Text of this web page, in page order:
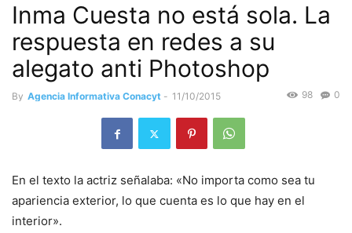
Inma Cuesta no está sola. La
respuesta en redes a su
alegato anti Photoshop
By Agencia Informativa Conacyt - 11/10/2015 0
98
En el texto la actriz señalaba: «No importa como sea tu
apariencia exterior, lo que cuenta es lo que hay en el
interior».